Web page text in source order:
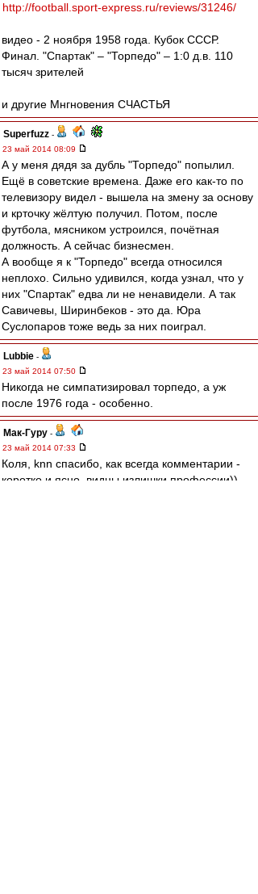
http://football.sport-express.ru/reviews/31246/
видео - 2 ноября 1958 года. Кубок СССР.
Финал. "Спартак" – "Торпедо" – 1:0 д.в. 110
тысяч зрителей
и другие Мнгновения СЧАСТЬЯ
Superfuzz -
23 май 2014 08:09
А у меня дядя за дубль "Торпедо" попылил.
Ещё в советские времена. Даже его как-то по
телевизору видел - вышела на змену за основу
и крточку жёлтую получил. Потом, после
футбола, мясником устроился, почётная
должность. А сейчас бизнесмен.
А вообще я к "Торпедо" всегда относился
неплохо. Сильно удивился, когда узнал, что у
них "Спартак" едва ли не ненавидели. А так
Савичевы, Ширинбеков - это да. Юра
Суслопаров тоже ведь за них поиграл.
Lubbie -
23 май 2014 07:50
Никогда не симпатизировал торпедо, а уж
после 1976 года - особенно.
Мак-Гуру -
23 май 2014 07:33
Коля, knn спасибо, как всегда комментарии -
коротко и ясно, видны излишки профессии))